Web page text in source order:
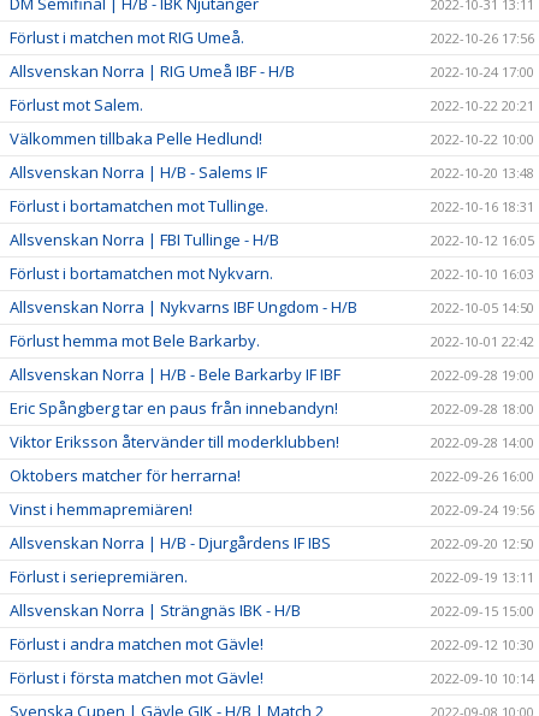
2022-10-31 13:11
Förlust i matchen mot RIG Umeå. 2022-10-26 17:56
Allsvenskan Norra | RIG Umeå IBF - H/B 2022-10-24 17:00
Förlust mot Salem. 2022-10-22 20:21
Välkommen tillbaka Pelle Hedlund! 2022-10-22 10:00
Allsvenskan Norra | H/B - Salems IF 2022-10-20 13:48
Förlust i bortamatchen mot Tullinge. 2022-10-16 18:31
Allsvenskan Norra | FBI Tullinge - H/B 2022-10-12 16:05
Förlust i bortamatchen mot Nykvarn. 2022-10-10 16:03
Allsvenskan Norra | Nykvarns IBF Ungdom - H/B 2022-10-05 14:50
Förlust hemma mot Bele Barkarby. 2022-10-01 22:42
Allsvenskan Norra | H/B - Bele Barkarby IF IBF 2022-09-28 19:00
Eric Spångberg tar en paus från innebandyn! 2022-09-28 18:00
Viktor Eriksson återvänder till moderklubben! 2022-09-28 14:00
Oktobers matcher för herrarna! 2022-09-26 16:00
Vinst i hemmapremiären! 2022-09-24 19:56
Allsvenskan Norra | H/B - Djurgårdens IF IBS 2022-09-20 12:50
Förlust i seriepremiären. 2022-09-19 13:11
Allsvenskan Norra | Strängnäs IBK - H/B 2022-09-15 15:00
Förlust i andra matchen mot Gävle! 2022-09-12 10:30
Förlust i första matchen mot Gävle! 2022-09-10 10:14
Svenska Cupen | Gävle GIK - H/B | Match 2 2022-09-08 10:00